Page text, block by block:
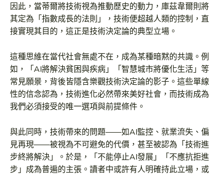
因此，當蒂爾將技術視為推動歷史的動力，庫茲韋爾則將
其定為「指數成長的法則」，技術便超越人類的控制，直
接實現其目的，這正是技術決定論的典型立場。
這種思維在當代社會無處不在，成為某種暗黙的共識。例
如，「AI將解決貧困與疾病」「智慧城市將優化生活」等
常見願景，背後皆隱含樂觀技術決定論的影子。這些單線
性的信念認為，技術進化必然帶來美好社會，而技術成為
我們必須接受的唯一選項與前提條件。
與此同時，技術帶來的問題——如AI監控、就業流失、偏
見再現——被視為不可避免的代價，甚至被認為「技術進
步終將解決」。於是，「不能停止AI發展」「不應抗拒進
步」成為普遍的主張。讀者中或許有人明確持此立場，或